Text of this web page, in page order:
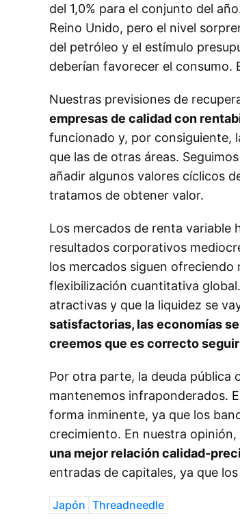
del 1,0% para el conjunto del
Reino Unido, pero el nivel
del petróleo y el estímulo
deberían favorecer el consumo.
Nuestras previsiones de
empresas de calidad con
funcionado y, por consiguiente,
que las de otras áreas.
añadir algunos valores cíclicos
tratamos de obtener valor.
Los mercados de renta variable
resultados corporativos
los mercados siguen
flexibilización cuantitativa
atractivas y que la liquidez se
satisfactorias, las economías
creemos que es correcto
Por otra parte, la deuda pública
mantenemos infraponderados.
forma inminente, ya que los
crecimiento. En nuestra opinión,
una mejor relación calidad-
entradas de capitales, ya que
Japón Threadneedle